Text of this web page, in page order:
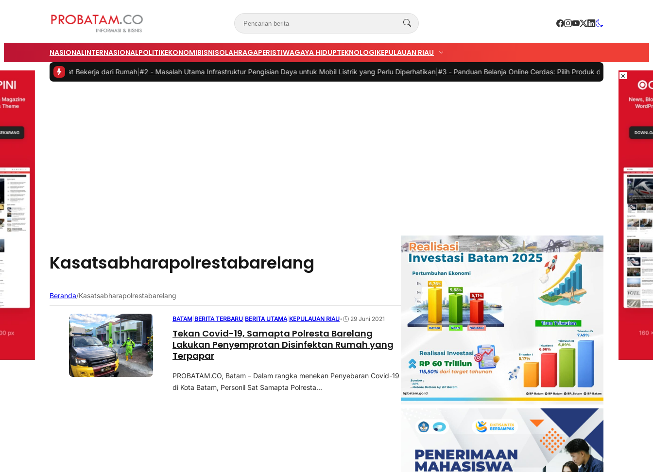
NASIONALINTERNASIONALPOLITIKEKONOMIBISNISOLAHRAGAPERISTIWAGAYA HIDUPTEKNOLOGIKEPULAUAN RIAU
saat Bekerja dari Rumah|#2 -Masalah Utama Infrastruktur Pengisian Daya untuk Mobil Listrik yang Perlu Diperhatikan|#3 -Panduan Belanja Online Cerdas: Pilih Produk dengan Bijak dan Hindari
Kasatsabharapolrestabarelang
Beranda/Kasatsabharapolrestabarelang
BATAM BERITA TERBARU BERITA UTAMA KEPULAUAN RIAU• 29 Juni 2021
Tekan Covid-19, Samapta Polresta Barelang
Lakukan Penyemprotan Disinfektan Rumah yang
Terpapar
PROBATAM.CO, Batam – Dalam rangka menekan Penyebaran Covid-19
di Kota Batam, Personil Sat Samapta Polresta...
×